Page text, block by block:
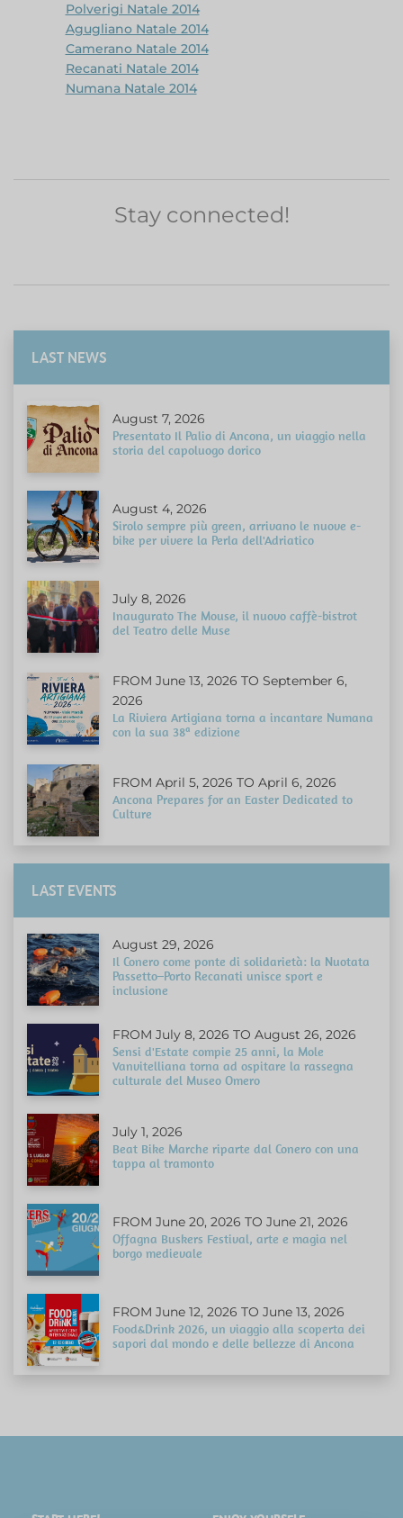
Polverigi Natale 2014
Agugliano Natale 2014
Camerano Natale 2014
Recanati Natale 2014
Numana Natale 2014
Stay connected!
LAST NEWS
August 7, 2026
Presentato Il Palio di Ancona, un viaggio nella
storia del capoluogo dorico
August 4, 2026
Sirolo sempre più green, arrivano le nuove e-
bike per vivere la Perla dell'Adriatico
July 8, 2026
Inaugurato The Mouse, il nuovo caffè-bistrot
del Teatro delle Muse
FROM June 13, 2026 TO September 6,
2026
La Riviera Artigiana torna a incantare Numana
con la sua 38ª edizione
FROM April 5, 2026 TO April 6, 2026
Ancona Prepares for an Easter Dedicated to
Culture
LAST EVENTS
August 29, 2026
Il Conero come ponte di solidarietà: la Nuotata
Passetto–Porto Recanati unisce sport e
inclusione
FROM July 8, 2026 TO August 26, 2026
Sensi d'Estate compie 25 anni, la Mole
Vanvitelliana torna ad ospitare la rassegna
culturale del Museo Omero
July 1, 2026
Beat Bike Marche riparte dal Conero con una
tappa al tramonto
FROM June 20, 2026 TO June 21, 2026
Offagna Buskers Festival, arte e magia nel
borgo medievale
FROM June 12, 2026 TO June 13, 2026
Food&Drink 2026, un viaggio alla scoperta dei
sapori dal mondo e delle bellezze di Ancona